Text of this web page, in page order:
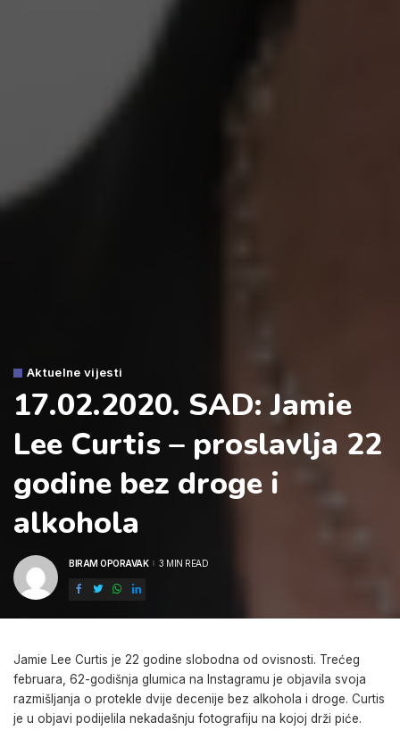
Aktuelne vijesti
17.02.2020. SAD: Jamie
Lee Curtis – proslavlja 22
godine bez droge i
alkohola
POSTED
BIRAM OPORAVAK 3 MIN READ
Jamie Lee Curtis je 22 godine slobodna od ovisnosti. Trećeg
februara, 62-godišnja glumica na Instagramu je objavila svoja
razmišljanja o protekle dvije decenije bez alkohola i droge. Curtis
je u objavi podijelila nekadašnju fotografiju na kojoj drži piće.